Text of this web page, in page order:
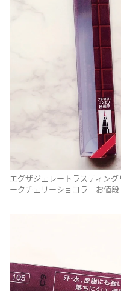
エグザジェレートラスティン
ークチェリーショコラ お値段